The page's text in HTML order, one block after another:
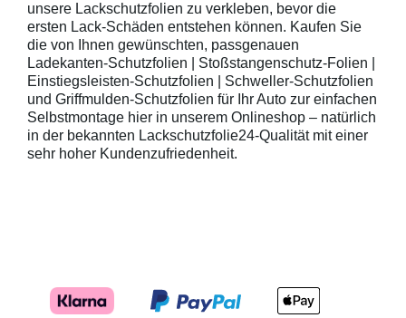
unsere Lackschutzfolien zu verkleben, bevor die
ersten Lack-Schäden entstehen können. Kaufen Sie
die von Ihnen gewünschten, passgenauen
Ladekanten-Schutzfolien | Stoßstangenschutz-Folien |
Einstiegsleisten-Schutzfolien | Schweller-Schutzfolien
und Griffmulden-Schutzfolien für Ihr Auto zur einfachen
Selbstmontage hier in unserem Onlineshop – natürlich
in der bekannten Lackschutzfolie24-Qualität mit einer
sehr hoher Kundenzufriedenheit.